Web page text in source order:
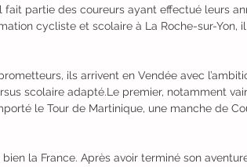
fait partie des coureurs ayant effectué leurs
cycliste et scolaire à La Roche-sur-Yon,
ils arrivent en Vendée avec
scolaire adapté.Le premier, notamment
le Tour de Martinique, une manche de
la France. Après avoir terminé son